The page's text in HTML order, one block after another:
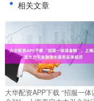
相关文章
大华配资APP下载 “招服一体